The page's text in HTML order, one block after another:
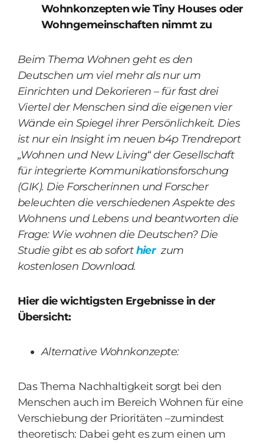
Wohnkonzepten wie Tiny Houses oder
Wohngemeinschaften nimmt zu
Beim Thema Wohnen geht es den
Deutschen um viel mehr als nur um
Einrichten und Dekorieren – für fast drei
Viertel der Menschen sind die eigenen vier
Wände ein Spiegel ihrer Persönlichkeit. Dies
ist nur ein Insight im neuen b4p Trendreport
„Wohnen und New Living“ der Gesellschaft
für integrierte Kommunikationsforschung
(GIK). Die Forscherinnen und Forscher
beleuchten die verschiedenen Aspekte des
Wohnens und Lebens und beantworten die
Frage: Wie wohnen die Deutschen? Die
Studie gibt es ab soforthierzum
kostenlosen Download.
Hier die wichtigsten Ergebnisse in der
Übersicht:
Alternative Wohnkonzepte:
Das Thema Nachhaltigkeit sorgt bei den
Menschen auch im Bereich Wohnen für eine
Verschiebung der Prioritäten –zumindest
theoretisch: Dabei geht es zum einen um